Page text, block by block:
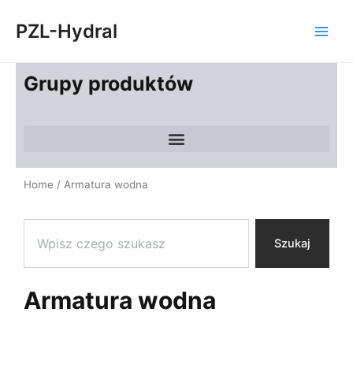
PZL-Hydral
Grupy produktów
Home / Armatura wodna
Szukaj
Armatura wodna